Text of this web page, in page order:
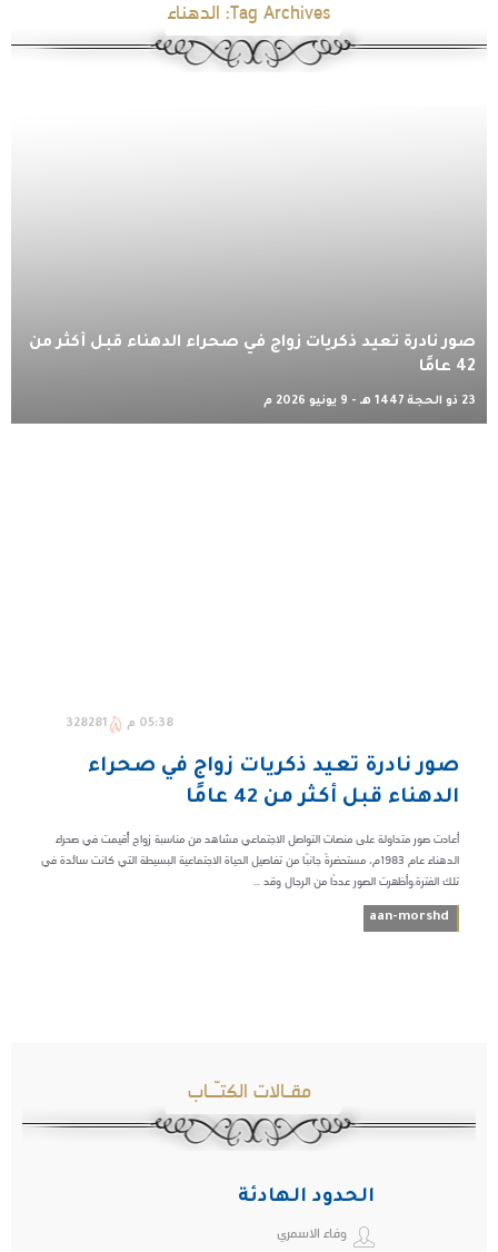
Tag Archives: الدهناء
صور نادرة تعيد ذكريات زواج في صحراء الدهناء قبل أكثر من
42 عامًا
23 ذو الحجة 1447 هـ - 9 يونيو 2026 م
05:38 م 328281
صور نادرة تعيد ذكريات زواج في صحراء
الدهناء قبل أكثر من 42 عامًا
أعادت صور متداولة على منصات التواصل الاجتماعي مشاهد من مناسبة زواج أُقيمت في صحراء
الدهناء عام 1983م، مستحضرةً جانبًا من تفاصيل الحياة الاجتماعية البسيطة التي كانت سائدة في
تلك الفترة.وأظهرت الصور عددًا من الرجال وقد ...
aan-morshd
مقـالات الكتـّـاب
الحدود الهادئة
وفاء الاسمري